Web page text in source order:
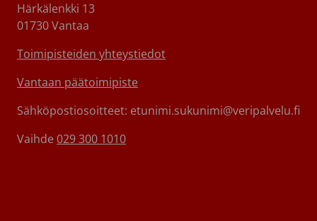
Härkälenkki 13
01730 Vantaa
Toimipisteiden yhteystiedot
Vantaan päätoimipiste
Sähköpostiosoitteet: etunimi.sukunimi@veripalvelu.fi
Vaihde 029 300 1010